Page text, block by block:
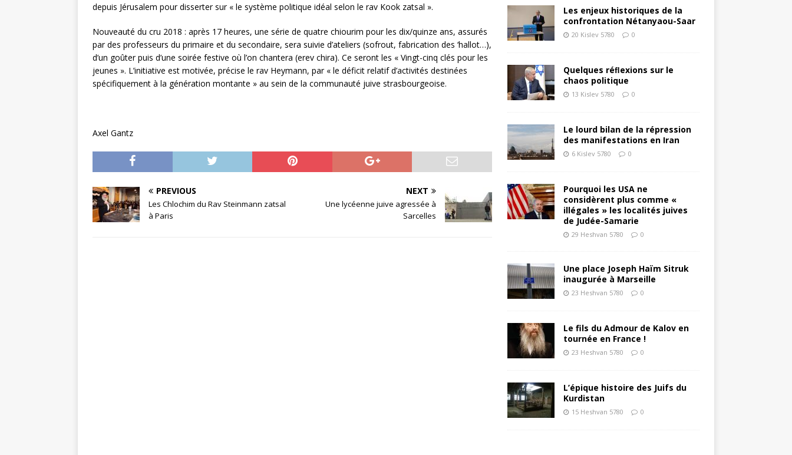
depuis Jérusalem pour disserter sur « le système politique idéal selon le rav Kook zatsal ».
Nouveauté du cru 2018 : après 17 heures, une série de quatre chiourim pour les dix/quinze ans, assurés
par des professeurs du primaire et du secondaire, sera suivie d’ateliers (sofrout, fabrication des ‘hallot…),
d’un goûter puis d’une soirée festive où l’on chantera (erev chira). Ce seront les « Vingt-cinq clés pour les
jeunes ». L’initiative est motivée, précise le rav Heymann, par « le déficit relatif d’activités destinées
spécifiquement à la génération montante » au sein de la communauté juive strasbourgeoise.
Axel Gantz
PREVIOUS
Les Chlochim du Rav Steinmann zatsal
à Paris
NEXT
Une lycéenne juive agressée à
Sarcelles
Les enjeux historiques de la
confrontation Nétanyaou-Saar
20 Kislev 5780 0
Quelques réﬂexions sur le
chaos politique
13 Kislev 5780 0
Le lourd bilan de la répression
des manifestations en Iran
6 Kislev 5780 0
Pourquoi les USA ne
considèrent plus comme «
illégales » les localités juives
de Judée-Samarie
29 Heshvan 5780 0
Une place Joseph Haïm Sitruk
inaugurée à Marseille
23 Heshvan 5780 0
Le fils du Admour de Kalov en
tournée en France !
23 Heshvan 5780 0
L’épique histoire des Juifs du
Kurdistan
15 Heshvan 5780 0